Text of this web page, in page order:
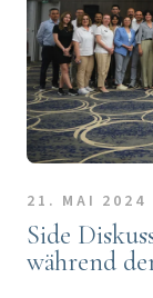
21. MAI 2024
Side
während